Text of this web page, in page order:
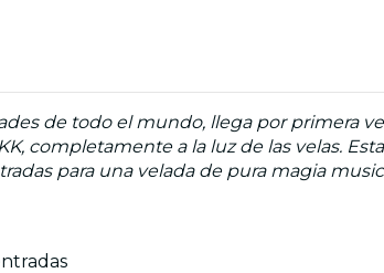
de todo el mundo, llega por primera
completamente a la luz de las velas.
para una velada de pura magia